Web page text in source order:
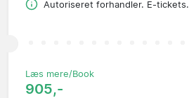
Autoriseret forhandler. E-tickets.
Læs mere/Book
905,-